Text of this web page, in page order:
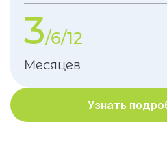
3/6/12
Месяцев
Узнать